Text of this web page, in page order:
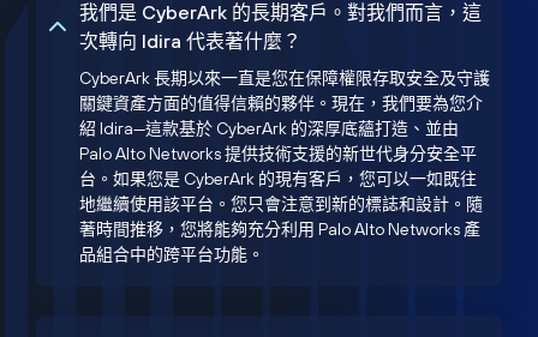
我們是 CyberArk 的長期客戶。對我們而言，這
次轉向 Idira 代表著什麼？
CyberArk 長期以來一直是您在保障權限存取安全及守護
關鍵資產方面的值得信賴的夥伴。現在，我們要為您介
紹 Idira—這款基於 CyberArk 的深厚底蘊打造、並由
Palo Alto Networks 提供技術支援的新世代身分安全平
台。如果您是 CyberArk 的現有客戶，您可以一如既往
地繼續使用該平台。您只會注意到新的標誌和設計。隨
著時間推移，您將能夠充分利用 Palo Alto Networks 產
品組合中的跨平台功能。